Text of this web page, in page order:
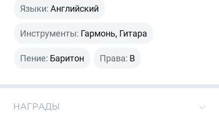
Языки: Английский
Инструменты: Гармонь, Гитара
Пение: Баритон Права: B
НАГРАДЫ